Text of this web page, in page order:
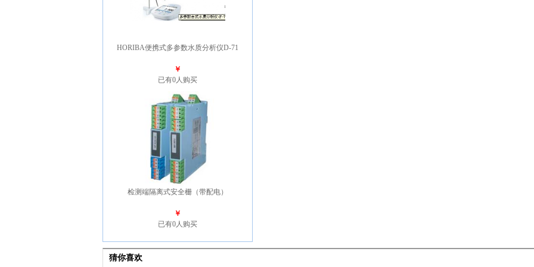
HORIBA便携式多参数水质分析仪D-71
￥
已有0人购买
检测端隔离式安全栅（带配电）
￥
已有0人购买
猜你喜欢